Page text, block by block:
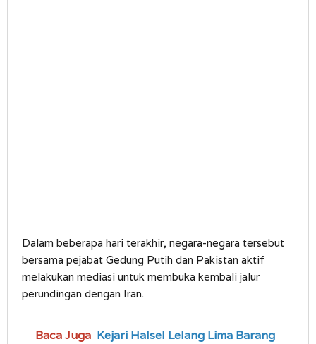
Dalam beberapa hari terakhir, negara-negara tersebut
bersama pejabat Gedung Putih dan Pakistan aktif
melakukan mediasi untuk membuka kembali jalur
perundingan dengan Iran.
Baca Juga Kejari Halsel Lelang Lima Barang